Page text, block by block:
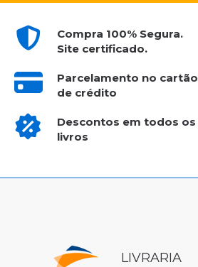
Compra 100% Segura.
Site certificado.
Parcelamento no cartão
de crédito
Descontos em todos os
livros
LIVRARIA